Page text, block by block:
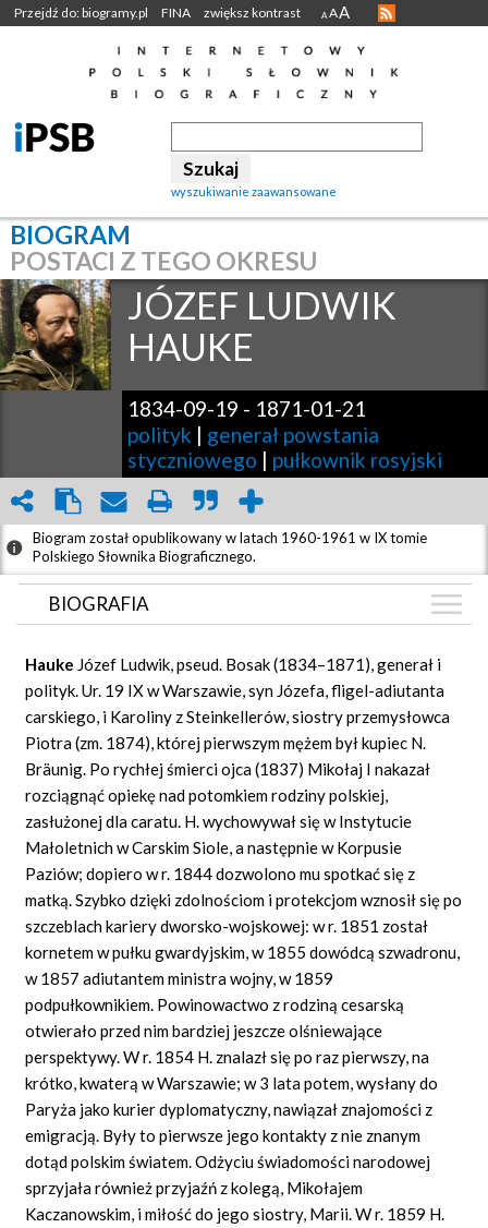
Przejdź do: biogramy.pl FINA zwiększ kontrast A AA
wyszukiwanie zaawansowane
BIOGRAM
POSTACI Z TEGO OKRESU
JÓZEF LUDWIK
HAUKE
1834-09-19 - 1871-01-21
polityk | generał powstania
styczniowego | pułkownik rosyjski
Biogram został opublikowany w latach 1960-1961 w IX tomie
Polskiego Słownika Biograficznego.
BIOGRAFIA
ZDJĘCIA
(9)
GRAF POWIĄZAŃ
DYSKUSJA
Mapa
Hauke Józef Ludwik, pseud. Bosak (1834–1871), generał i
polityk. Ur. 19 IX w Warszawie, syn Józefa, fligel-adiutanta
carskiego, i Karoliny z Steinkellerów, siostry przemysłowca
Piotra (zm. 1874), której pierwszym mężem był kupiec N.
Bräunig. Po rychłej śmierci ojca (1837) Mikołaj I nakazał
rozciągnąć opiekę nad potomkiem rodziny polskiej,
zasłużonej dla caratu. H. wychowywał się w Instytucie
Małoletnich w Carskim Siole, a następnie w Korpusie
Paziów; dopiero w r. 1844 dozwolono mu spotkać się z
matką. Szybko dzięki zdolnościom i protekcjom wznosił się po
szczeblach kariery dworsko-wojskowej: w r. 1851 został
kornetem w pułku gwardyjskim, w 1855 dowódcą szwadronu,
w 1857 adiutantem ministra wojny, w 1859
podpułkownikiem. Powinowactwo z rodziną cesarską
otwierało przed nim bardziej jeszcze olśniewające
perspektywy. W r. 1854 H. znalazł się po raz pierwszy, na
krótko, kwaterą w Warszawie; w 3 lata potem, wysłany do
Paryża jako kurier dyplomatyczny, nawiązał znajomości z
emigracją. Były to pierwsze jego kontakty z nie znanym
dotąd polskim światem. Odżyciu świadomości narodowej
sprzyjała również przyjaźń z kolegą, Mikołajem
Kaczanowskim, i miłość do jego siostry, Marii. W r. 1859 H.